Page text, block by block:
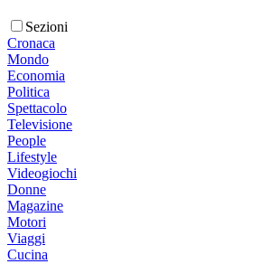
Sezioni
Cronaca
Mondo
Economia
Politica
Spettacolo
Televisione
People
Lifestyle
Videogiochi
Donne
Magazine
Motori
Viaggi
Cucina